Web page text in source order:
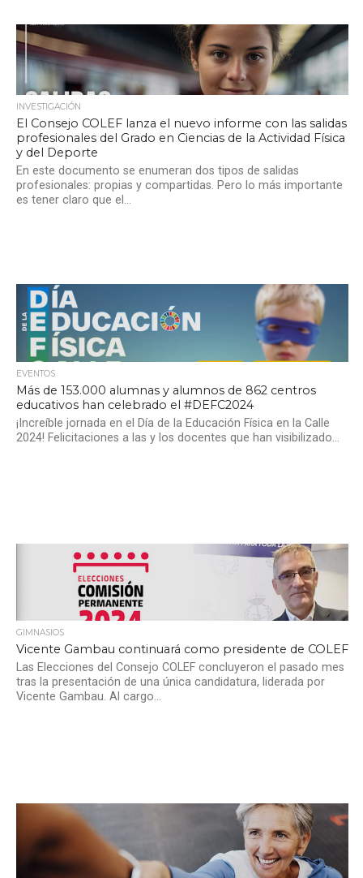
INVESTIGACIÓN
El Consejo COLEF lanza el nuevo informe con las salidas
profesionales del Grado en Ciencias de la Actividad Física
y del Deporte
En este documento se enumeran dos tipos de salidas
profesionales: propias y compartidas. Pero lo más importante
es tener claro que el...
EVENTOS
Más de 153.000 alumnas y alumnos de 862 centros
educativos han celebrado el #DEFC2024
¡Increíble jornada en el Día de la Educación Física en la Calle
2024! Felicitaciones a las y los docentes que han visibilizado...
GIMNASIOS
Vicente Gambau continuará como presidente de COLEF
Las Elecciones del Consejo COLEF concluyeron el pasado mes
tras la presentación de una única candidatura, liderada por
Vicente Gambau. Al cargo...